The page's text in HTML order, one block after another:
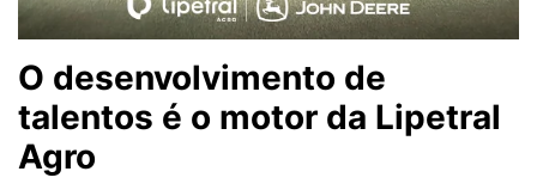
O desenvolvimento de
talentos é o motor da Lipetral
Agro